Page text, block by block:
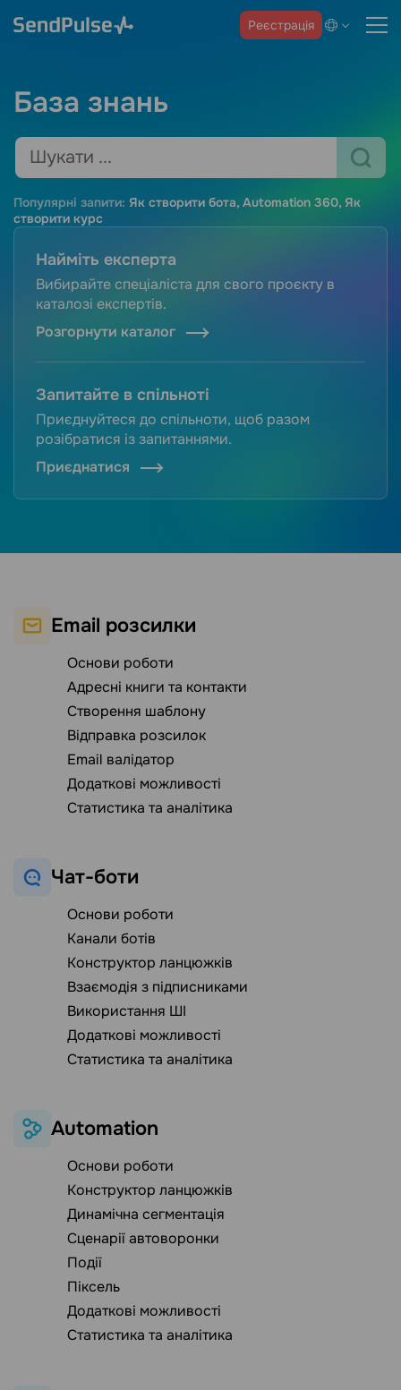
Реєстрація
База знань
Популярні запити: Як створити бота,Automation 360, Як
створити курс
Найміть експерта
Вибирайте спеціаліста для свого проєкту в
каталозі експертів.
Розгорнути каталог
Запитайте в спільноті
Приєднуйтеся до спільноти, щоб разом
розібратися із запитаннями.
Приєднатися
Email розсилки
Основи роботи
Адресні книги та контакти
Створення шаблону
Відправка розсилок
Email валідатор
Додаткові можливості
Статистика та аналітика
Чат-боти
Основи роботи
Канали ботів
Конструктор ланцюжків
Взаємодія з підписниками
Використання ШІ
Додаткові можливості
Статистика та аналітика
Automation
Основи роботи
Конструктор ланцюжків
Динамічна сегментація
Сценарії автоворонки
Події
Піксель
Додаткові можливості
Статистика та аналітика